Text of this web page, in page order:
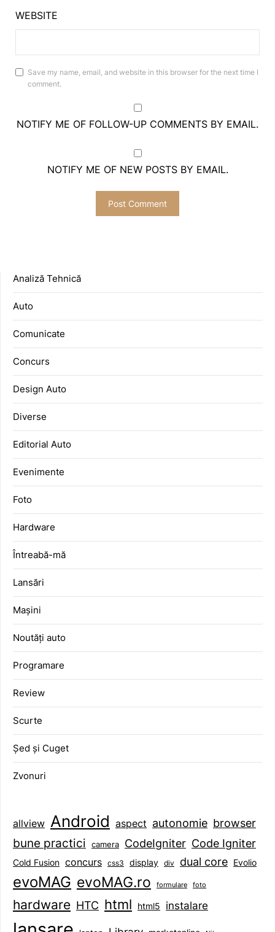
WEBSITE
Save my name, email, and website in this browser for the next time I
comment.
NOTIFY ME OF FOLLOW-UP COMMENTS BY EMAIL.
NOTIFY ME OF NEW POSTS BY EMAIL.
Analiză Tehnică
Auto
Comunicate
Concurs
Design Auto
Diverse
Editorial Auto
Evenimente
Foto
Hardware
Întreabă-mă
Lansări
Mașini
Noutăți auto
Programare
Review
Scurte
Șed și Cuget
Zvonuri
allview Android aspect autonomie browser
bune practici camera CodeIgniter Code Igniter
Cold Fusion concurs css3 display div dual core Evolio
evoMAG evoMAG.ro formulare foto
hardware HTC html html5 instalare